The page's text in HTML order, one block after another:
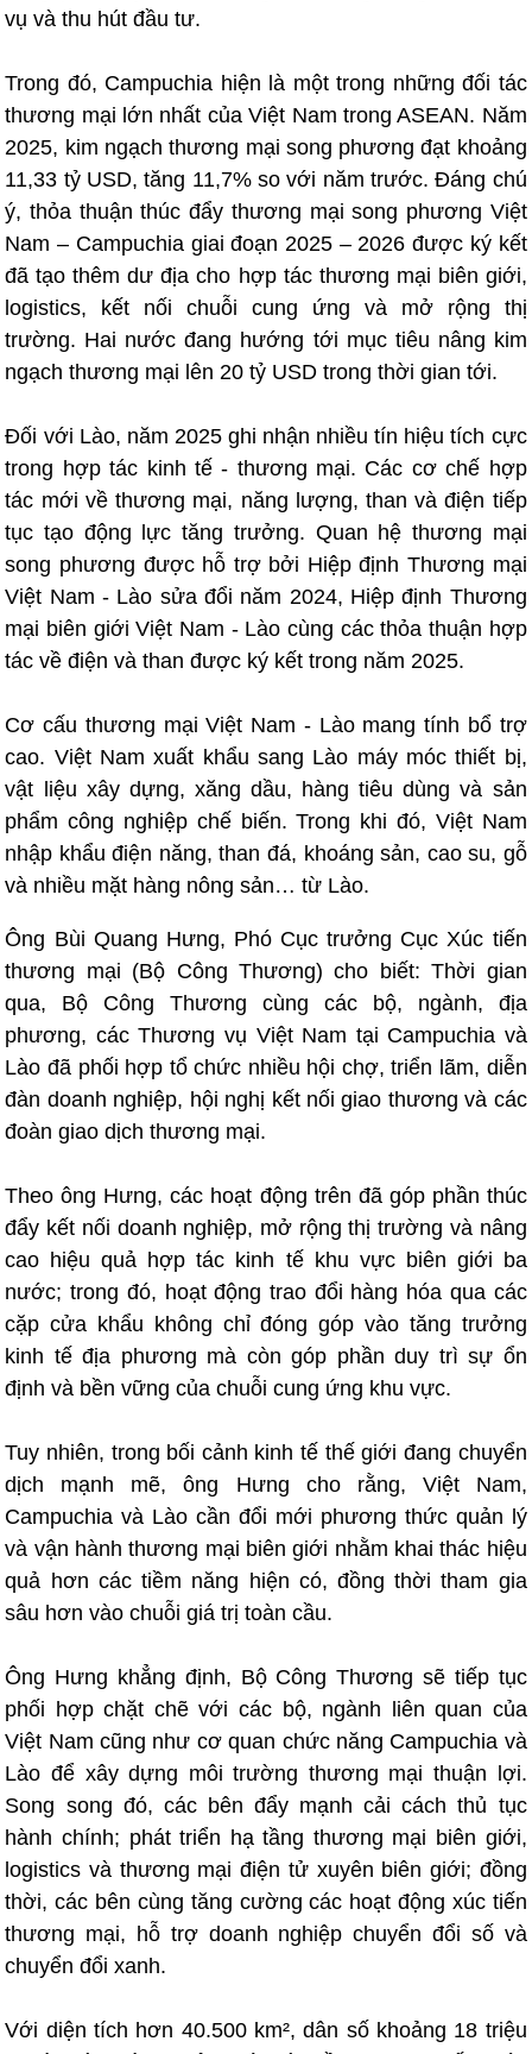
vụ và thu hút đầu tư.
Trong đó, Campuchia hiện là một trong những đối tác
thương mại lớn nhất của Việt Nam trong ASEAN. Năm
2025, kim ngạch thương mại song phương đạt khoảng
11,33 tỷ USD, tăng 11,7% so với năm trước. Đáng chú
ý, thỏa thuận thúc đẩy thương mại song phương Việt
Nam – Campuchia giai đoạn 2025 – 2026 được ký kết
đã tạo thêm dư địa cho hợp tác thương mại biên giới,
logistics, kết nối chuỗi cung ứng và mở rộng thị
trường. Hai nước đang hướng tới mục tiêu nâng kim
ngạch thương mại lên 20 tỷ USD trong thời gian tới.
Đối với Lào, năm 2025 ghi nhận nhiều tín hiệu tích cực
trong hợp tác kinh tế - thương mại. Các cơ chế hợp
tác mới về thương mại, năng lượng, than và điện tiếp
tục tạo động lực tăng trưởng. Quan hệ thương mại
song phương được hỗ trợ bởi Hiệp định Thương mại
Việt Nam - Lào sửa đổi năm 2024, Hiệp định Thương
mại biên giới Việt Nam - Lào cùng các thỏa thuận hợp
tác về điện và than được ký kết trong năm 2025.
Cơ cấu thương mại Việt Nam - Lào mang tính bổ trợ
cao. Việt Nam xuất khẩu sang Lào máy móc thiết bị,
vật liệu xây dựng, xăng dầu, hàng tiêu dùng và sản
phẩm công nghiệp chế biến. Trong khi đó, Việt Nam
nhập khẩu điện năng, than đá, khoáng sản, cao su, gỗ
và nhiều mặt hàng nông sản… từ Lào.
Ông Bùi Quang Hưng, Phó Cục trưởng Cục Xúc tiến
thương mại (Bộ Công Thương) cho biết: Thời gian
qua, Bộ Công Thương cùng các bộ, ngành, địa
phương, các Thương vụ Việt Nam tại Campuchia và
Lào đã phối hợp tổ chức nhiều hội chợ, triển lãm, diễn
đàn doanh nghiệp, hội nghị kết nối giao thương và các
đoàn giao dịch thương mại.
Theo ông Hưng, các hoạt động trên đã góp phần thúc
đẩy kết nối doanh nghiệp, mở rộng thị trường và nâng
cao hiệu quả hợp tác kinh tế khu vực biên giới ba
nước; trong đó, hoạt động trao đổi hàng hóa qua các
cặp cửa khẩu không chỉ đóng góp vào tăng trưởng
kinh tế địa phương mà còn góp phần duy trì sự ổn
định và bền vững của chuỗi cung ứng khu vực.
Tuy nhiên, trong bối cảnh kinh tế thế giới đang chuyển
dịch mạnh mẽ, ông Hưng cho rằng, Việt Nam,
Campuchia và Lào cần đổi mới phương thức quản lý
và vận hành thương mại biên giới nhằm khai thác hiệu
quả hơn các tiềm năng hiện có, đồng thời tham gia
sâu hơn vào chuỗi giá trị toàn cầu.
Ông Hưng khẳng định, Bộ Công Thương sẽ tiếp tục
phối hợp chặt chẽ với các bộ, ngành liên quan của
Việt Nam cũng như cơ quan chức năng Campuchia và
Lào để xây dựng môi trường thương mại thuận lợi.
Song song đó, các bên đẩy mạnh cải cách thủ tục
hành chính; phát triển hạ tầng thương mại biên giới,
logistics và thương mại điện tử xuyên biên giới; đồng
thời, các bên cùng tăng cường các hoạt động xúc tiến
thương mại, hỗ trợ doanh nghiệp chuyển đổi số và
chuyển đổi xanh.
Với diện tích hơn 40.500 km², dân số khoảng 18 triệu